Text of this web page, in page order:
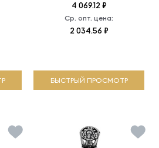
4 069.12 ₽
Ср. опт. цена:
2 034.56 ₽
БЫСТРЫЙ ПРОСМОТР